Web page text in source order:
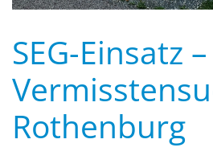
SEG-Einsatz –
Rothenburg